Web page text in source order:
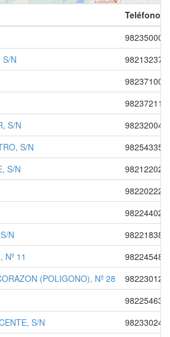
Teléfono 1
982350005
S/N
982132379
982371005
982372110
S/N
982320040
S/N
982543357
S/N
982122029
982202223
982244025
N
982218382
Nº 11
982245487
(POLIGONO), Nº 28
982230122
982254634
S/N
982330240